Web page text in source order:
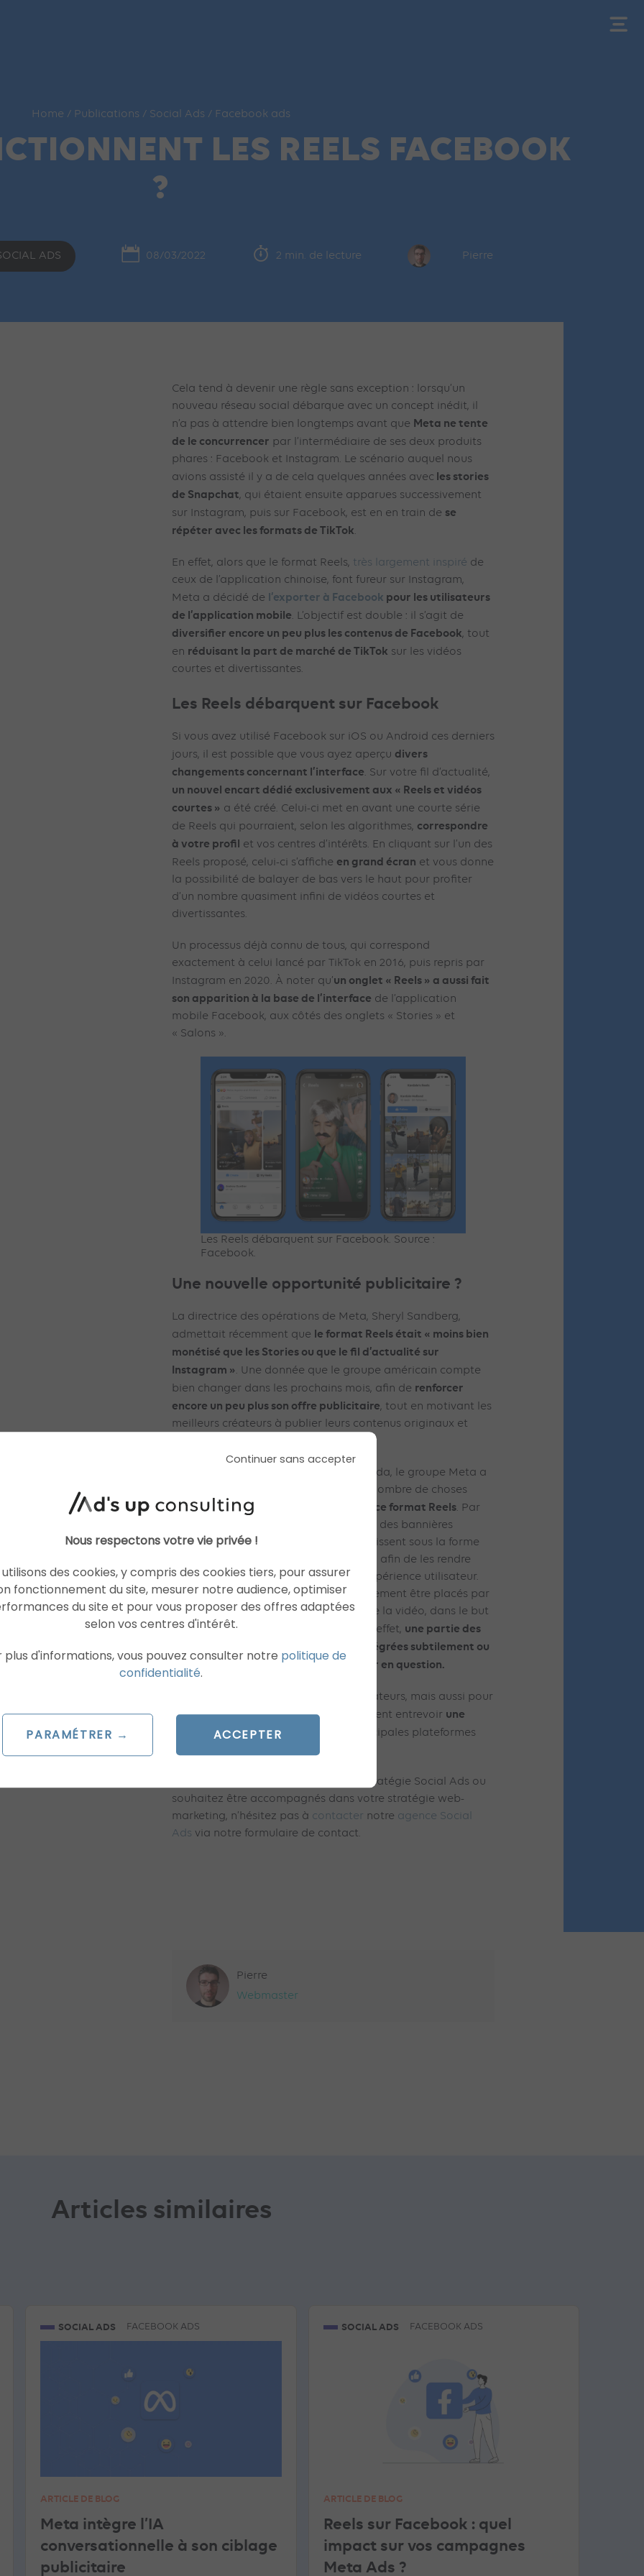
Home / Publications / Social Ads / Facebook ads
LES REELS FACEBOOK
?
ADS 08/03/2022 2 min. de lecture Pierre
Cela tend à devenir une règle sans exception : lorsqu’un
nouveau réseau social débarque avec un concept inédit, il
n’a pas à attendre bien longtemps avant que Meta ne tente
de le concurrencer par l’intermédiaire de ses deux produits
phares : Facebook et Instagram. Le scénario auquel nous
avions assisté il y a de cela quelques années avec les stories
de Snapchat, qui étaient ensuite apparues successivement
sur Instagram, puis sur Facebook, est en en train de se
répéter avec les formats de TikTok.
En effet, alors que le format Reels, très largement inspiré de
ceux de l’application chinoise, font fureur sur Instagram,
Meta a décidé de l’exporter à Facebook pour les utilisateurs
de l’application mobile. L’objectif est double : il s’agit de
diversifier encore un peu plus les contenus de Facebook, tout
en réduisant la part de marché de TikTok sur les vidéos
courtes et divertissantes.
Les Reels débarquent sur Facebook
Si vous avez utilisé Facebook sur iOS ou Android ces derniers
jours, il est possible que vous ayez aperçu divers
changements concernant l’interface. Sur votre fil d’actualité,
un nouvel encart dédié exclusivement aux « Reels et vidéos
courtes » a été créé. Celui-ci met en avant une courte série
de Reels qui pourraient, selon les algorithmes, correspondre
à votre profil et vos centres d’intérêts. En cliquant sur l’un des
Reels proposé, celui-ci s’affiche en grand écran et vous donne
la possibilité de balayer de bas vers le haut pour profiter
d’un nombre quasiment infini de vidéos courtes et
divertissantes.
Un processus déjà connu de tous, qui correspond
exactement à celui lancé par TikTok en 2016, puis repris par
Instagram en 2020. À noter qu’un onglet « Reels » a aussi fait
son apparition à la base de l’interface de l’application
mobile Facebook, aux côtés des onglets « Stories » et
« Salons ».
Les Reels débarquent sur Facebook. Source :
Facebook.
Une nouvelle opportunité publicitaire ?
La directrice des opérations de Meta, Sheryl Sandberg,
admettait récemment que le format Reels était « moins bien
monétisé que les Stories ou que le fil d’actualité sur
Instagram ». Une donnée que le groupe américain compte
bien changer dans les prochains mois, afin de renforcer
encore un peu plus son offre publicitaire, tout en motivant les
meilleurs créateurs à publier leurs contenus originaux et
Aux États-Unis, au Mexique et au Canada, le groupe Meta a
d’ores et déjà mis en place un certain nombre de choses
dans l’espoir de monétiser davantage ce format Reels. Par
exemple, les créateurs peuvent ajouter des bannières
publicitaires à leurs vidéos, qui apparaissent sous la forme
d’une superposition semi-transparente, afin de les rendre
visibles sans pour autant dégrader l’expérience utilisateur.
Des stickers publicitaires peuvent également être placés par
un créateur à n’importe quel endroit de la vidéo, dans le but
de l’aider à rémunérer son contenu. En effet, une partie des
revenus générés par ces publicités, intégrées subtilement ou
non aux Reels, est reversée au créateur en question.
L’enjeu sera donc de taille pour les créateurs, mais aussi pour
les annonceurs, qui peuvent dès à présent entrevoir une
nouvelle opportunité
sur les deux principales plateformes
détenues par Meta.
Si vous avez des questions sur votre stratégie Social Ads ou
souhaitez être accompagnés dans votre stratégie web-
marketing, n’hésitez pas à contacter notre agence Social
Ads via notre formulaire de contact.
Pierre
Webmaster
Articles similaires
SOCIAL ADS FACEBOOK ADS
ARTICLE DE BLOG
Meta intègre l’IA
conversationnelle à son ciblage
publicitaire
SOCIAL ADS FACEBOOK ADS
ARTICLE DE BLOG
Reels sur Facebook : quel
impact sur vos campagnes
Meta Ads ?
Continuer sans accepter
Nous respectons votre vie privée !
utilisons des cookies, y compris des cookies tiers, pour assurer
fonctionnement du site, mesurer notre audience, optimiser
du site et pour vous proposer des offres adaptées
selon vos centres d'intérêt.
plus d'informations, vous pouvez consulter notre politique de
confidentialité.
PARAMÉTRER → ACCEPTER